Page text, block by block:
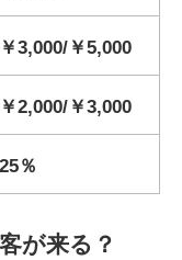
￥3,000/￥5,000
￥2,000/￥3,000
25％
が来る？